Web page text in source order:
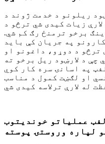
ریلونو د خدمت ژوند د
زیات کیدی شي ترڅو د
برخو ترمنځ رګ کم شي.
په جریان کې باید
ترڅو د دوړو، داغونو او
چې د لارښود ریل برخو ته
په اسانۍ سره کار کوي
او لګښت کمول د مناسب
عملیاتو خوندیتوب
لپاره وروستۍ پوسته